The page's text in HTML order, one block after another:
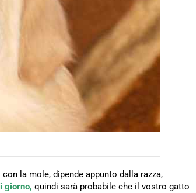
la mole, dipende appunto dalla razza,
giorno, quindi sarà probabile che il vostro gatto